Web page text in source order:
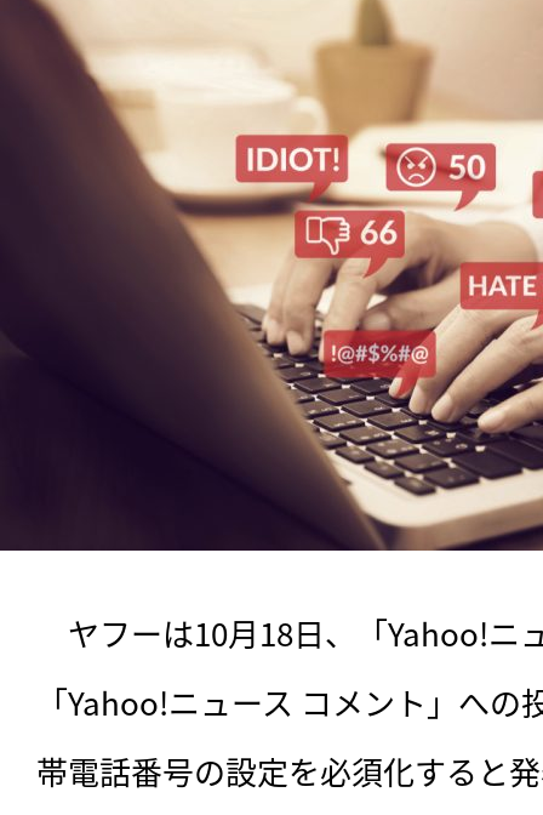
ヤフーは10月18日、「Yahoo!ニ
「Yahoo!ニュース コメント」へ
帯電話番号の設定を必須化すると